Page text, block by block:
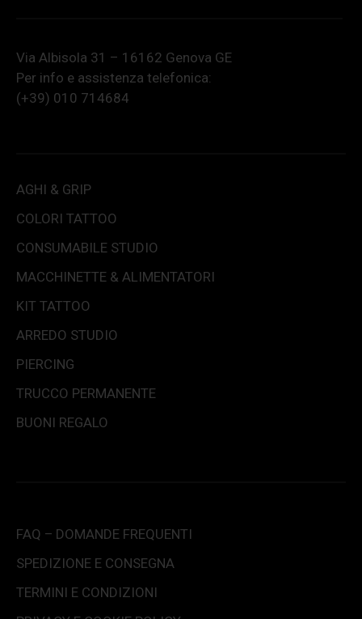
Via Albisola 31 – 16162 Genova GE
Per info e assistenza telefonica:
(+39) 010 714684
AGHI & GRIP
COLORI TATTOO
CONSUMABILE STUDIO
MACCHINETTE & ALIMENTATORI
KIT TATTOO
ARREDO STUDIO
PIERCING
TRUCCO PERMANENTE
BUONI REGALO
FAQ – DOMANDE FREQUENTI
SPEDIZIONE E CONSEGNA
TERMINI E CONDIZIONI